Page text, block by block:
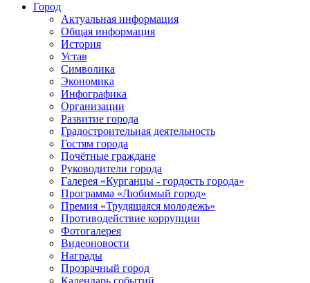
Город
Актуальная информация
Общая информация
История
Устав
Символика
Экономика
Инфографика
Организации
Развитие города
Градостроительная деятельность
Гостям города
Почётные граждане
Руководители города
Галерея «Курганцы - гордость города»
Программа «Любимый город»
Премия «Трудящаяся молодежь»
Противодействие коррупции
Фотогалерея
Видеоновости
Награды
Прозрачный город
Календарь событий